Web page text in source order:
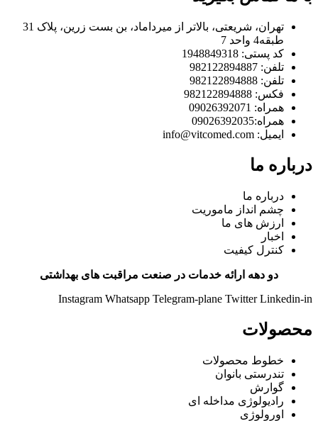
تهران، شریعتی، بالاتر از میرداماد، بن بست زرین، پلاک 31
طبقه4 واحد 7
کد پستی: 1948849318
تلفن: 982122894887
تلفن: 982122894888
فکس: 982122894888
همراه: 09026392071
همراه:09026392035
ایمیل: info@vitcomed.com
درباره ما
درباره ما
چشم انداز ماموریت
ارزش های ما
اخبار
کنترل کیفیت
دو دهه ارائه خدمات در صنعت مراقبت های بهداشتی
Instagram Whatsapp Telegram-plane Twitter Linkedin-in
محصولات
خطوط محصولات
تندرستی بانوان
گوارش
رادیولوژی مداخله ای
اورولوژی